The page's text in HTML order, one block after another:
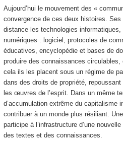
Aujourd’hui le mouvement des «
convergence de ces deux histoires.
distance les technologies
numériques : logiciel, protocoles de
éducatives, encyclopédie et bases de
produire des connaissances
cela ils les placent sous un régime de
dans des droits de propriété,
les œuvres de l’esprit. Dans un même
d’accumulation extrême du capitalisme
contribuer à un monde plus résiliant.
participe à l’infrastructure d’une
des textes et des connaissances.